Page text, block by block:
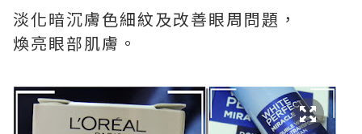
淡化暗沉膚色細紋及改善眼周問題，
煥亮眼部肌膚。